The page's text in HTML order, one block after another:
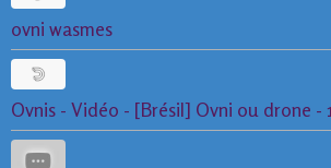
ovni wasmes
Ovnis - Vidéo - [Brésil] Ovni ou drone -